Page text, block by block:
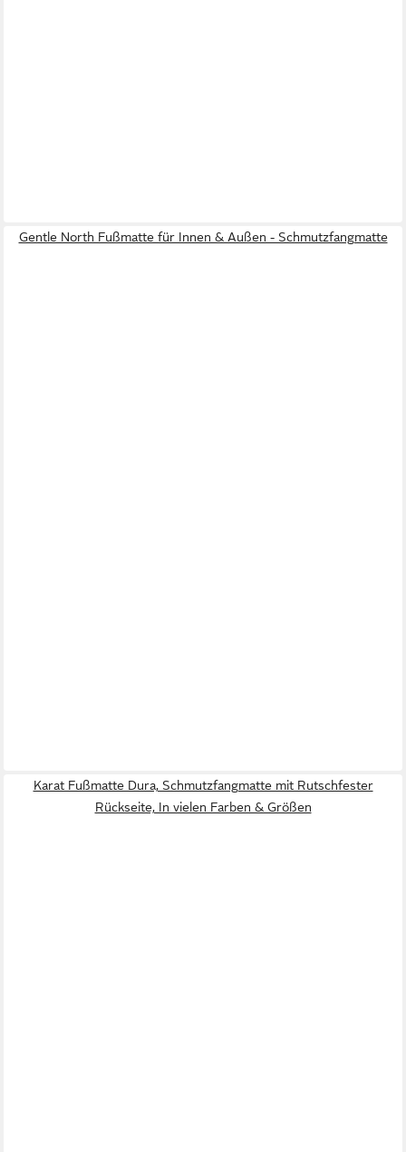
Gentle North Fußmatte für Innen & Außen - Schmutzfangmatte
Karat Fußmatte Dura, Schmutzfangmatte mit Rutschfester
Rückseite, In vielen Farben & Größen